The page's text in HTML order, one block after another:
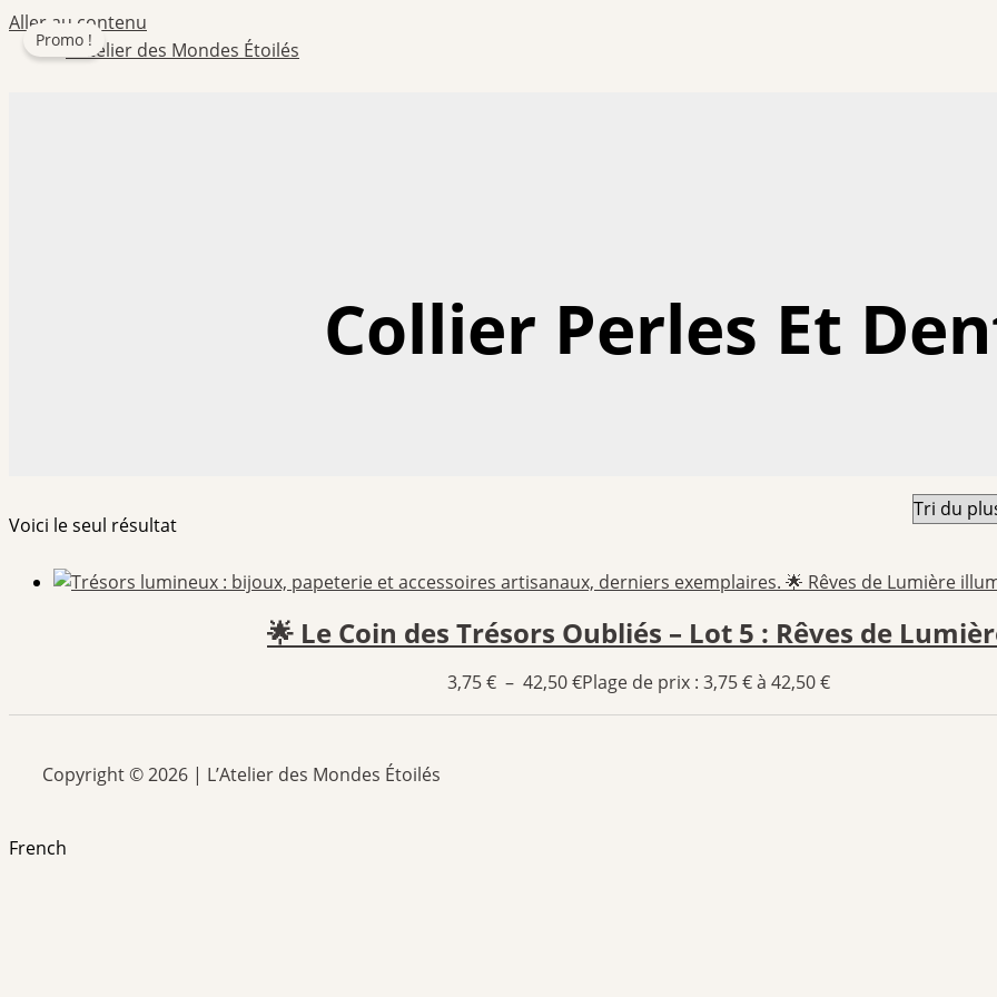
Aller au contenu
Collier Perles Et
Voici le seul résultat
Promo !
🌟 Le Coin des Trésors Oubliés – Lot 5 : Rêves de
3,75€ – 42,50€Plage de prix : 3,75 € à 42,50 €
Copyright © 2026 | L’Atelier des Mondes Étoilés
French